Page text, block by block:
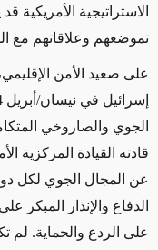
الاستراتيجية الأمريكية
تموضعهم وعلاقاتهم مع
على صعيد الأمن
الجوي والصاروخي
قادته القيادة المركزية
عن المجال الجوي لكل
الدفاع والإنذار المبكر